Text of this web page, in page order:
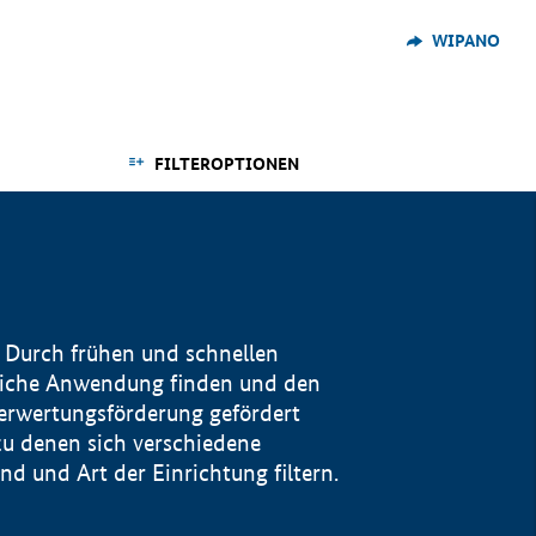
WIPANO
FILTEROPTIONEN
frühen und schnellen
Anwendung finden und den
gefördert
denen sich verschiedene
und Art der Einrichtung filtern.